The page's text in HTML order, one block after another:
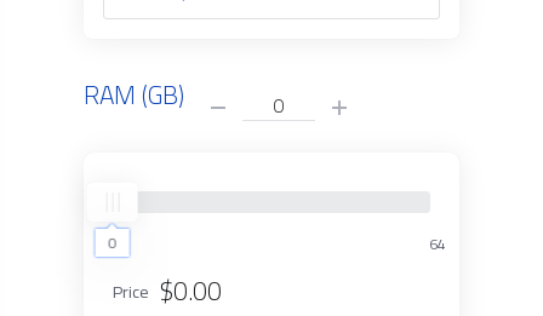
RAM (GB)
0 64
Price $0.00